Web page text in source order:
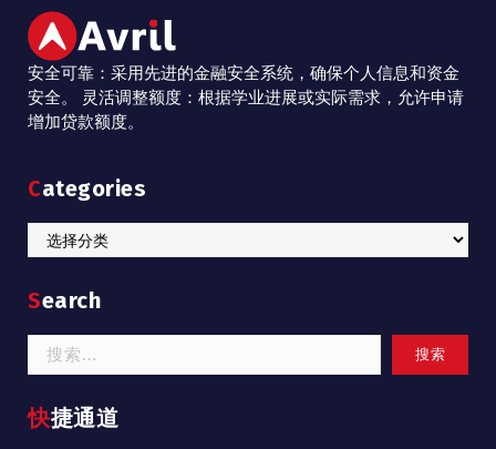
安全可靠：采用先进的金融安全系统，确保个人信息和资金
安全。 灵活调整额度：根据学业进展或实际需求，允许申请
增加贷款额度。
Categories
Categories
Search
索：
快捷通道